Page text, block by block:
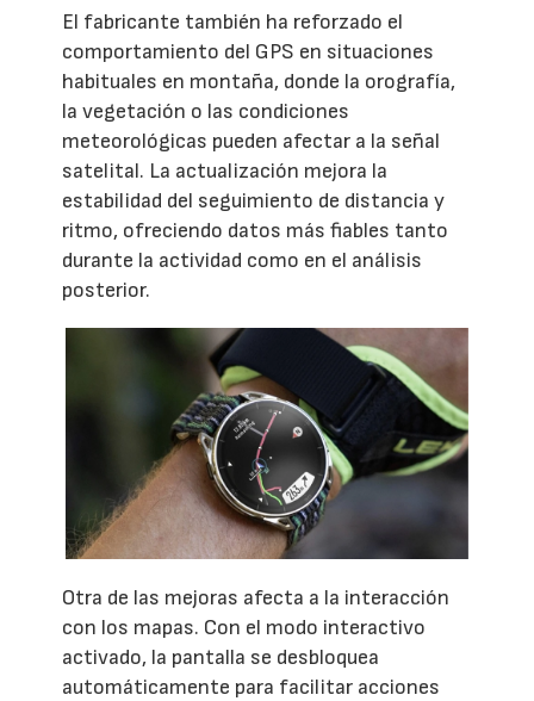
El fabricante también ha reforzado el
comportamiento del GPS en situaciones
habituales en montaña, donde la orografía,
la vegetación o las condiciones
meteorológicas pueden afectar a la señal
satelital. La actualización mejora la
estabilidad del seguimiento de distancia y
ritmo, ofreciendo datos más fiables tanto
durante la actividad como en el análisis
posterior.
Otra de las mejoras afecta a la interacción
con los mapas. Con el modo interactivo
activado, la pantalla se desbloquea
automáticamente para facilitar acciones